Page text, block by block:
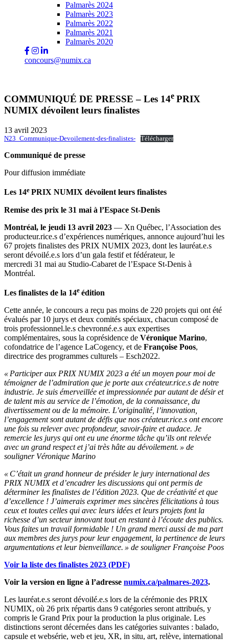
Palmarès 2024
Palmarès 2023
Palmarès 2022
Palmarès 2021
Palmarès 2020
concours@numix.ca
COMMUNIQUÉ DE PRESSE – Les 14e PRIX
NUMIX dévoilent leurs finalistes
13 avril 2023
N23_Communique-Devoilement-des-finalistes- Télécharger
Communiqué de presse
Pour diffusion immédiate
Les 14e PRIX NUMIX dévoilent leurs finalistes
Remise des prix le 31 mai à l’Espace St-Denis
Montréal, le jeudi 13 avril 2023 — Xn Québec, l’Association des
producteur.rice.s d’expériences numériques, annonce aujourd’hui les
67 projets finalistes des PRIX NUMIX 2023, dont les lauréat.e.s
seront dévoilé.e.s lors d’un gala festif et fédérateur, le
mercredi 31 mai au Studio-Cabaret de l’Espace St-Denis à
Montréal.
Les finalistes de la 14e édition
Cette année, le concours a reçu pas moins de 220 projets qui ont été
évalués par 10 jurys et deux comités spéciaux, chacun composé de
trois professionnel.le.s chevronné.e.s aux expertises
complémentaires, sous la coprésidence de Véronique Marino,
cofondatrice de l’agence LaCogency, et de Françoise Poos,
directrice des programmes culturels – Esch2022.
« Participer aux PRIX NUMIX 2023 a été un moyen pour moi de
témoigner de l’admiration que je porte aux créateur.rice.s de notre
industrie. Je suis émerveillée et impressionnée par autant de désir et
de talent mis au service de l’émotion, de la connaissance, du
divertissement ou de la mémoire. L’originalité, l’innovation,
l’engagement sont autant de défis que nos créateur.rice.s ont encore
une fois su relever avec profondeur, savoir-faire et audace. Je
remercie les jurys qui ont eu une énorme tâche qu’ils ont relevée
avec un grand respect et j’ai très hâte au dévoilement. » de
souligner Véronique Marino
« C’était un grand honneur de présider le jury international des
PRIX NUMIX et d’encadrer les discussions qui ont permis de
déterminer les finalistes de l’édition 2023. Que de créativité et que
d’excellence ! J’aimerais exprimer mes sincères félicitations à tous
ceux et toutes celles qui avec leurs idées et leurs projets font la
richesse d’un secteur innovant tout en restant à l’écoute des publics.
Vous faites un travail formidable ! Un grand merci aussi de ma part
aux membres des jurys pour leur engagement, la pertinence de leurs
argumentations et leur bienveillance. » de souligner Françoise Poos
Voir la liste des finalistes 2023 (PDF)
Voir la version en ligne à l’adresse numix.ca/palmares-2023.
Les lauréat.e.s seront dévoilé.e.s lors de la cérémonie des PRIX
NUMIX, où 26 prix répartis dans 9 catégories seront attribués, y
compris le Grand Prix pour la production la plus originale. Les
distinctions seront décernées dans les catégories suivantes : balado,
capsule et websérie, web et jeu, XR, in situ, art, relève, international